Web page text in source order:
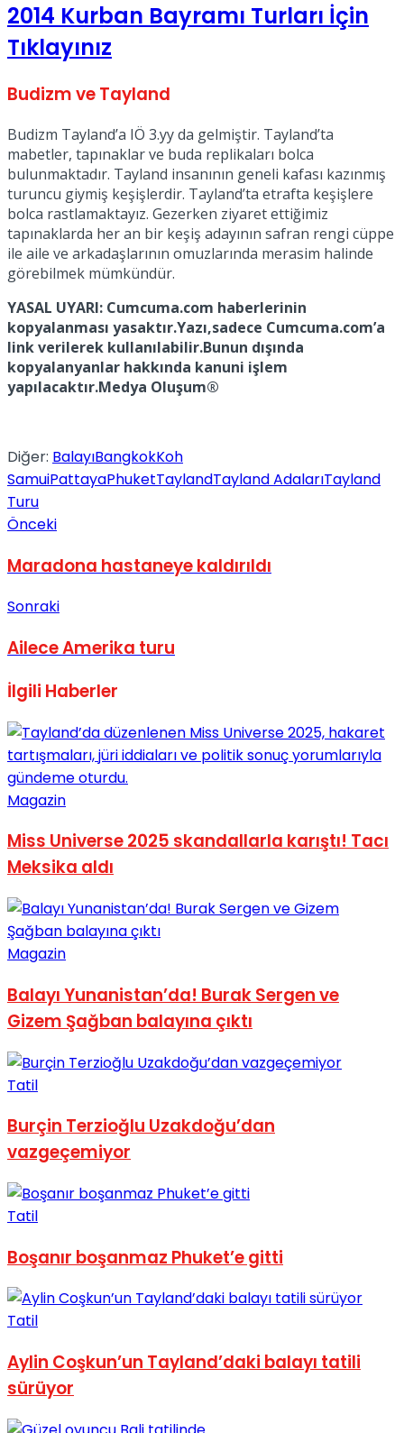
2014 Kurban Bayramı Turları İçin
Tıklayınız
Budizm ve Tayland
Budizm Tayland’a IÖ 3.yy da gelmiştir. Tayland’ta
mabetler, tapınaklar ve buda replikaları bolca
bulunmaktadır. Tayland insanının geneli kafası kazınmış
turuncu giymiş keşişlerdir. Tayland’ta etrafta keşişlere
bolca rastlamaktayız. Gezerken ziyaret ettiğimiz
tapınaklarda her an bir keşiş adayının safran rengi cüppe
ile aile ve arkadaşlarının omuzlarında merasim halinde
görebilmek mümkündür.
YASAL UYARI: Cumcuma.com haberlerinin
kopyalanması yasaktır.Yazı,sadece Cumcuma.com’a
link verilerek kullanılabilir.Bunun dışında
kopyalanyanlar hakkında kanuni işlem
yapılacaktır.Medya Oluşum®
Diğer: BalayıBangkokKoh
SamuiPattayaPhuketTaylandTayland AdalarıTayland
Turu
Önceki
Maradona hastaneye kaldırıldı
Sonraki
Ailece Amerika turu
İlgili Haberler
Magazin
Miss Universe 2025 skandallarla karıştı! Tacı
Meksika aldı
Magazin
Balayı Yunanistan’da! Burak Sergen ve
Gizem Şağban balayına çıktı
Tatil
Burçin Terzioğlu Uzakdoğu’dan
vazgeçemiyor
Tatil
Boşanır boşanmaz Phuket’e gitti
Tatil
Aylin Coşkun’un Tayland’daki balayı tatili
sürüyor